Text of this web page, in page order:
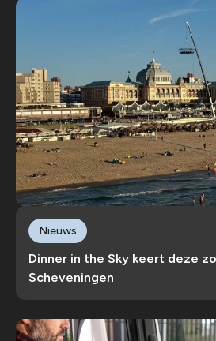
Dinner in the Sky keert deze
Scheveningen
Nieuws